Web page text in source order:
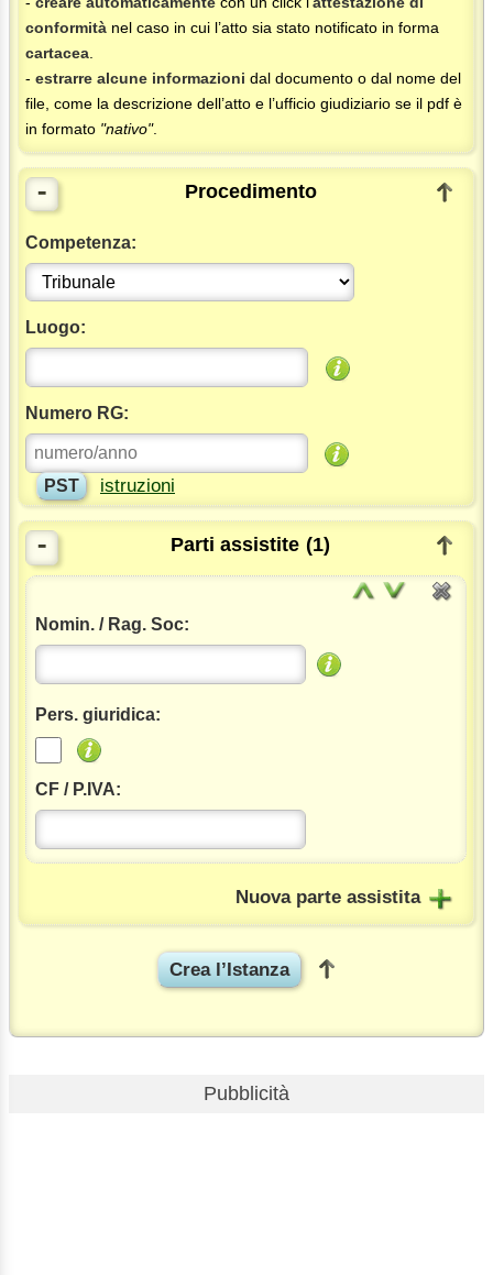
conformità nel caso in cui l’atto sia stato notificato in forma
cartacea
- estrarre alcune informazioni dal documento o dal nome del
file, come la descrizione dell’atto e l’ufficio giudiziario se il pdf è
in formato "nativo".
- Procedimento
Competenza:
Luogo:
Numero RG:
PST istruzioni
- Parti assistite (1)
Nomin. / Rag. Soc:
Pers. giuridica:
CF / P.IVA:
Nuova parte assistita
Pubblicità